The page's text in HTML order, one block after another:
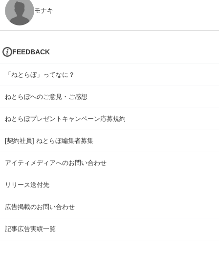
モナキ
FEEDBACK
「ねとらぼ」ってなに？
ねとらぼへのご意見・ご感想
ねとらぼプレゼントキャンペーン応募規約
[契約社員] ねとらぼ編集者募集
アイティメディアへのお問い合わせ
リリース送付先
広告掲載のお問い合わせ
記事広告実績一覧